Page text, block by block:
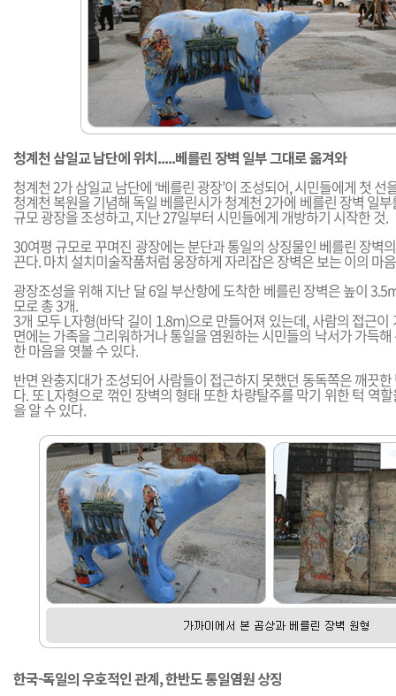
청계천 삼일교 남단에 위치.....베를린 장벽 일부 그대로 옮겨와
청계천 2가 삼일교 남단에 ‘베를린 광장’이 조성되어, 시민들에게 첫 선
청계천 복원을 기념해 독일 베를린시가 청계천 2가에 베를린 장벽 일
규모 광장을 조성하고, 지난 27일부터 시민들에게 개방하기 시작한 것.
30여평 규모로 꾸며진 광장에는 분단과 통일의 상징물인 베를린 장벽
끈다. 마치 설치미술작품처럼 웅장하게 자리잡은 장벽은 보는 이의 마
광장조성을 위해 지난 달 6일 부산항에 도착한 베를린 장벽은 높이
모로 총 3개.
3개 모두 L자형(바닥 길이 1.8m)으로 만들어져 있는데, 사람의 접근이
면에는 가족을 그리워하거나 통일을 염원하는 시민들의 낙서가 가득
한 마음을 엿볼 수 있다.
반면 완충지대가 조성되어 사람들이 접근하지 못했던 동독쪽은 깨끗
다. 또 L자형으로 꺾인 장벽의 형태 또한 차량탈주를 막기 위한 턱 역
을 알 수 있다.
한국-독일의 우호적인 관계, 한반도 통일염원 상징